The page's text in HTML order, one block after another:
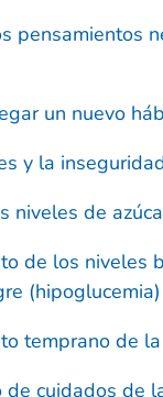
pensamientos
un nuevo
y la
niveles de
de los niveles
(hipoglucemia)
temprano de
de cuidados de